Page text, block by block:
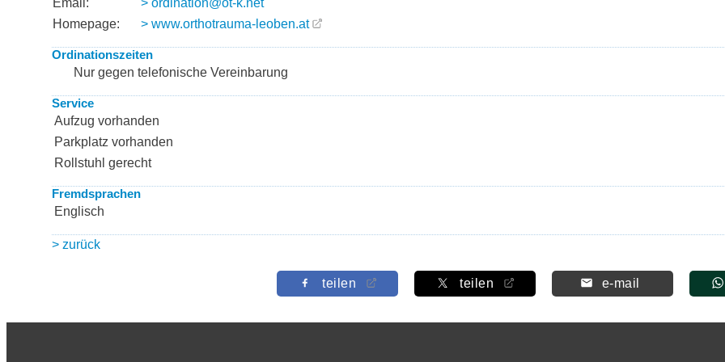
Email:
> ordination@ot-k.net
Homepage:
> www.orthotrauma-leoben.at
Ordinationszeiten
Nur gegen telefonische Vereinbarung
Service
Aufzug vorhanden
Parkplatz vorhanden
Rollstuhl gerecht
Fremdsprachen
Englisch
> zurück
teilen teilen e-mail